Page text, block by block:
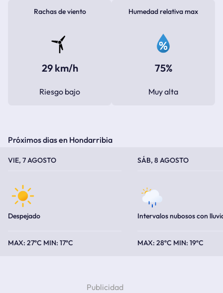
Rachas de viento
29 km/h
Riesgo bajo
Humedad relativa max
75%
Muy alta
Próximos dias en Hondarribia
VIE, 7 AGOSTO
Despejado
27ºC 17ºC
SÁB, 8 AGOSTO
Intervalos nubosos con
28ºC 19ºC